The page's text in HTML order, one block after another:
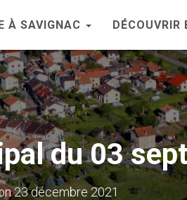
À SAVIGNAC DÉCOUVRIR
du 03
23 décembre 2021